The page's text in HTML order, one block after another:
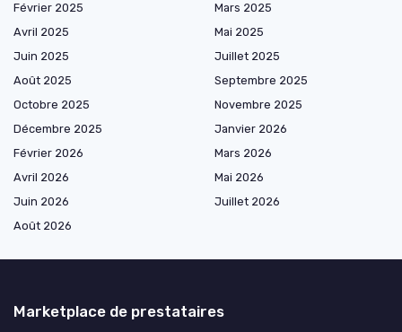
Février 2025
Mars 2025
Avril 2025
Mai 2025
Juin 2025
Juillet 2025
Août 2025
Septembre 2025
Octobre 2025
Novembre 2025
Décembre 2025
Janvier 2026
Février 2026
Mars 2026
Avril 2026
Mai 2026
Juin 2026
Juillet 2026
Août 2026
Marketplace de prestataires